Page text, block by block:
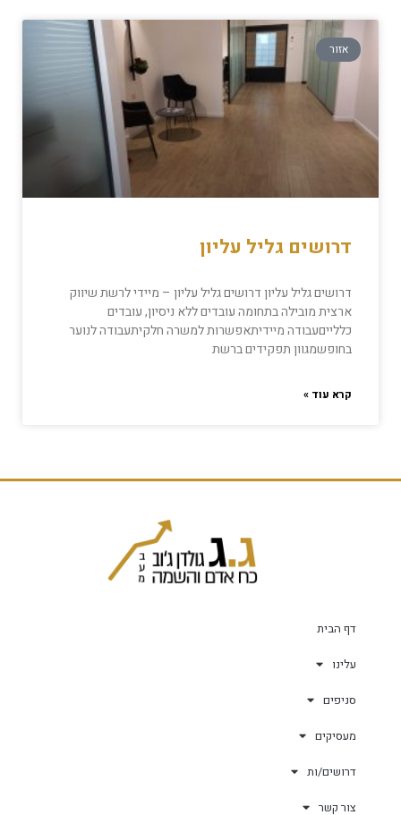
אזור
דרושים גליל עליון
דרושים גליל עליון דרושים גליל עליון – מיידי לרשת שיווק
ארצית מובילה בתחומה עובדים ללא ניסיון, עובדים
כללייםעבודה מיידיתאפשרות למשרה חלקיתעבודה לנוער
בחופשמגוון תפקידים ברשת
קרא עוד »
דף הבית
עלינו
סניפים
מעסיקים
דרושים/ות
צור קשר